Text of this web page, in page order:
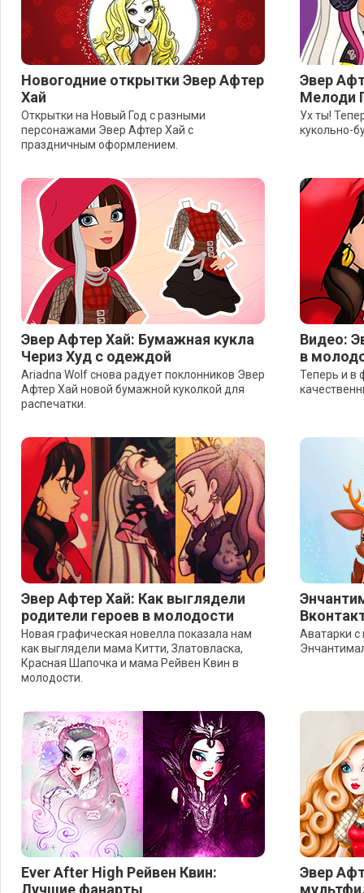
Новогодние открытки Эвер Афтер
Хай
Открытки на Новый Год с разными
персонажами Эвер Афтер Хай с
праздничным оформлением.
Эвер
Мелоди
Ух ты!
кукольно-
Эвер Афтер Хай: Бумажная кукла
Чериз Худ с одеждой
Ariadna Wolf снова радует поклонников Эвер
Афтер Хай новой бумажной куколкой для
распечатки.
Видео:
в
Теперь и в
Эвер Афтер Хай: Как выглядели
родители героев в молодости
Новая графическая новелла показала нам
как выглядели мама Китти, Златовласка,
Красная Шапочка и мама Рейвен Квин в
молодости.
Аватарки
Ever After High Рейвен Квин:
Лучшие фанарты
Эвер